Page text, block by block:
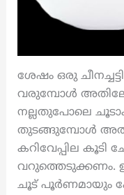
ശേഷം ഒരു
വരുമ്പോൾ
നല്ലതുപോലെ
തുടങ്ങുമ്പോൾ
കറിവേപ്പില കൂടി
ചൂട് പൂർണമായും